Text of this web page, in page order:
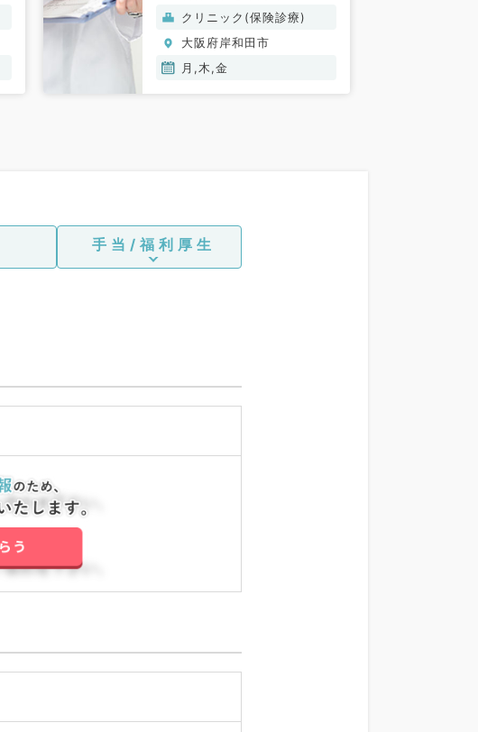
クリニック(保険診療)
大阪府岸和田市
月,木,金
手当/福利厚生
わせ下さい。
わせ下さい。